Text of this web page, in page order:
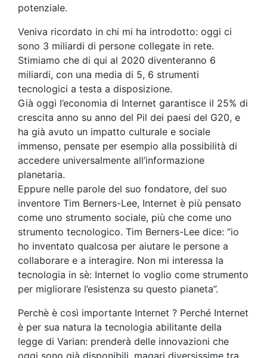
potenziale.
Veniva ricordato in chi mi ha introdotto: oggi ci
sono 3 miliardi di persone collegate in rete.
Stimiamo che di qui al 2020 diventeranno 6
miliardi, con una media di 5, 6 strumenti
tecnologici a testa a disposizione.
Già oggi l’economia di Internet garantisce il 25% di
crescita anno su anno del Pil dei paesi del G20, e
ha già avuto un impatto culturale e sociale
immenso, pensate per esempio alla possibilità di
accedere universalmente all’informazione
planetaria.
Eppure nelle parole del suo fondatore, del suo
inventore Tim Berners-Lee, Internet è più pensato
come uno strumento sociale, più che come uno
strumento tecnologico. Tim Berners-Lee dice: “io
ho inventato qualcosa per aiutare le persone a
collaborare e a interagire. Non mi interessa la
tecnologia in sè: Internet lo voglio come strumento
per migliorare l’esistenza su questo pianeta”.
Perchè è così importante Internet ? Perché Internet
è per sua natura la tecnologia abilitante della
legge di Varian: prenderà delle innovazioni che
oggi sono già disponibili, magari diversissime tra